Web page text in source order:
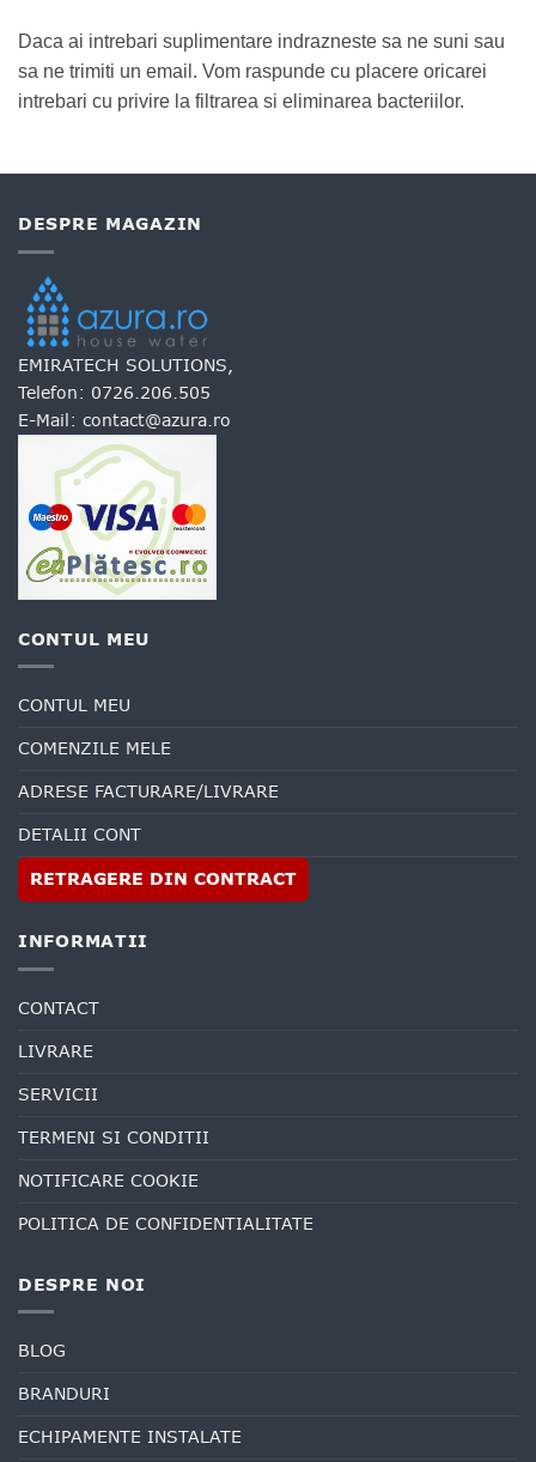
Daca ai intrebari suplimentare indrazneste sa ne suni sau
sa ne trimiti un email. Vom raspunde cu placere oricarei
intrebari cu privire la filtrarea si eliminarea bacteriilor.
DESPRE MAGAZIN
EMIRATECH SOLUTIONS,
Telefon: 0726.206.505
E-Mail: contact@azura.ro
CONTUL MEU
CONTUL MEU
COMENZILE MELE
ADRESE FACTURARE/LIVRARE
DETALII CONT
RETRAGERE DIN CONTRACT
INFORMATII
CONTACT
LIVRARE
SERVICII
TERMENI SI CONDITII
NOTIFICARE COOKIE
POLITICA DE CONFIDENTIALITATE
DESPRE NOI
BLOG
BRANDURI
ECHIPAMENTE INSTALATE